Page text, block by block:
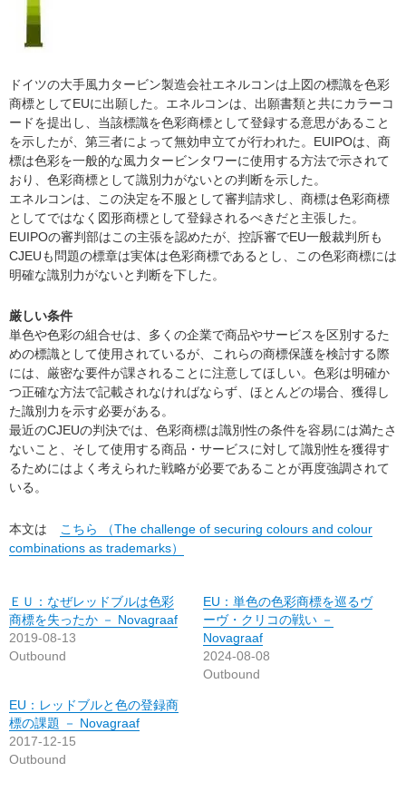
ドイツの大手風力タービン製造会社エネルコンは上図の標識を色彩
商標としてEUに出願した。エネルコンは、出願書類と共にカラーコ
ードを提出し、当該標識を色彩商標として登録する意思があること
を示したが、第三者によって無効申立てが行われた。EUIPOは、商
標は色彩を一般的な風力タービンタワーに使用する方法で示されて
おり、色彩商標として識別力がないとの判断を示した。
エネルコンは、この決定を不服として審判請求し、商標は色彩商標
としてではなく図形商標として登録されるべきだと主張した。
EUIPOの審判部はこの主張を認めたが、控訴審でEU一般裁判所も
CJEUも問題の標章は実体は色彩商標であるとし、この色彩商標には
明確な識別力がないと判断を下した。
厳しい条件
単色や色彩の組合せは、多くの企業で商品やサービスを区別するた
めの標識として使用されているが、これらの商標保護を検討する際
には、厳密な要件が課されることに注意してほしい。色彩は明確か
つ正確な方法で記載されなければならず、ほとんどの場合、獲得し
た識別力を示す必要がある。
最近のCJEUの判決では、色彩商標は識別性の条件を容易には満たさ
ないこと、そして使用する商品・サービスに対して識別性を獲得す
るためにはよく考えられた戦略が必要であることが再度強調されて
いる。
本文は
こちら （The challenge of securing colours and colour
combinations as trademarks）
ＥＵ：なぜレッドブルは色彩
商標を失ったか － Novagraaf
2019-08-13
Outbound
EU：単色の色彩商標を巡るヴ
ーヴ・クリコの戦い －
Novagraaf
2024-08-08
Outbound
EU：レッドブルと色の登録商
標の課題 － Novagraaf
2017-12-15
Outbound